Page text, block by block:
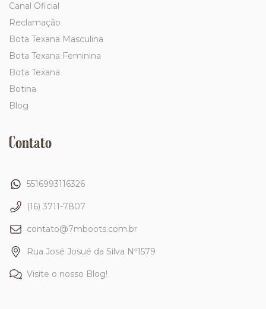
Canal Oficial
Reclamação
Bota Texana Masculina
Bota Texana Feminina
Bota Texana
Botina
Blog
Contato
5516993116326
(16) 3711-7807
contato@7mboots.com.br
Rua José Josué da Silva Nº1579
Visite o nosso Blog!